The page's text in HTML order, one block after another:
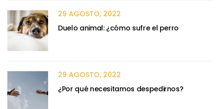
29 AGOSTO, 2022
Duelo animal: ¿cómo sufre el perro
29 AGOSTO, 2022
¿Por qué necesitamos despedirnos?